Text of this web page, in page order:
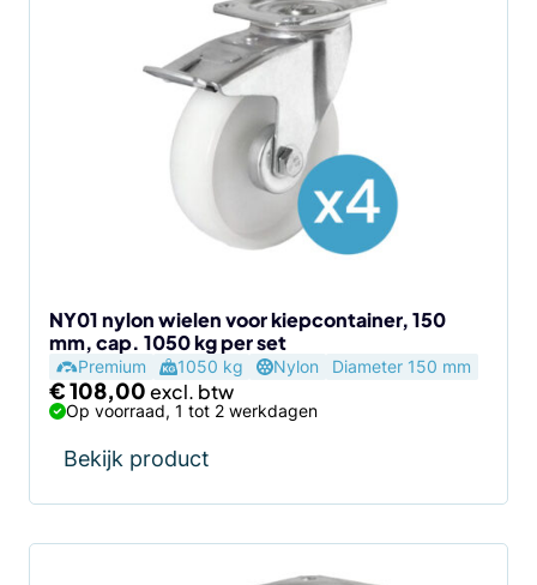
NY01 nylon wielen voor kiepcontainer, 150
mm, cap. 1050 kg per set
Premium 1050 kg Nylon Diameter 150 mm
€108,00
Op voorraad, 1 tot 2 werkdagen
Bekijk product